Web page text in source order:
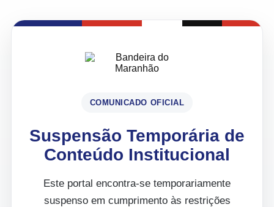
COMUNICADO OFICIAL
Suspensão Temporária de
Conteúdo Institucional
Este portal encontra-se temporariamente
suspenso em cumprimento às restrições